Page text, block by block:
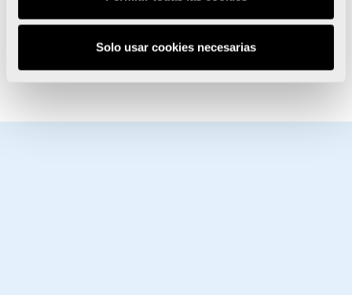
Solo usar cookies necesarias
Juventud (FOJE), en Eslovaquia.De cara a este
curso, quiere resarcirse y proclamarse